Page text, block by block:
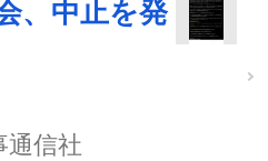
、中止を発
通信社